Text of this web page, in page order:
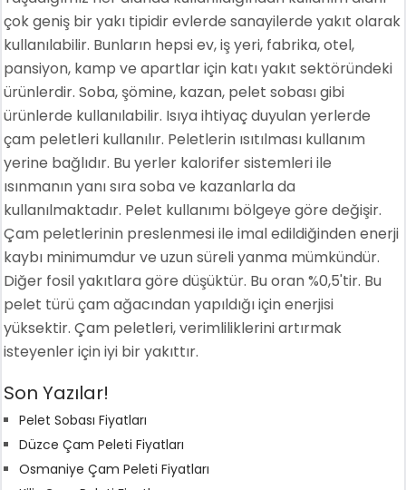
çok geniş bir yakı tipidir evlerde sanayilerde yakıt olarak
kullanılabilir. Bunların hepsi ev, iş yeri, fabrika, otel,
pansiyon, kamp ve apartlar için katı yakıt sektöründeki
ürünlerdir. Soba, şömine, kazan, pelet sobası gibi
ürünlerde kullanılabilir. Isıya ihtiyaç duyulan yerlerde
çam peletleri kullanılır. Peletlerin ısıtılması kullanım
yerine bağlıdır. Bu yerler kalorifer sistemleri ile
ısınmanın yanı sıra soba ve kazanlarla da
kullanılmaktadır. Pelet kullanımı bölgeye göre değişir.
Çam peletlerinin preslenmesi ile imal edildiğinden enerji
kaybı minimumdur ve uzun süreli yanma mümkündür.
Diğer fosil yakıtlara göre düşüktür. Bu oran %0,5'tir. Bu
pelet türü çam ağacından yapıldığı için enerjisi
yüksektir. Çam peletleri, verimliliklerini artırmak
isteyenler için iyi bir yakıttır.
Son Yazılar!
Pelet Sobası Fiyatları
Düzce Çam Peleti Fiyatları
Osmaniye Çam Peleti Fiyatları